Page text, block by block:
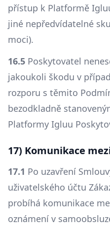
přístup k Platformě
jiné nepředvídatelné
moci).
16.5 Poskytovatel
jakoukoli škodu v
rozporu s těmito
bezodkladně
Platformy Igluu
17) Komunikace
17.1 Po uzavření
uživatelského účtu
probíhá komunikace
oznámení v